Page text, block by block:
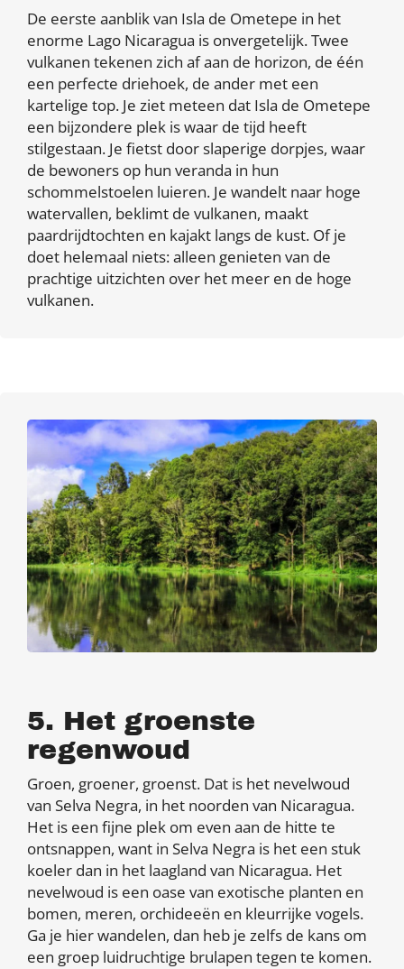
De eerste aanblik van Isla de Ometepe in het
enorme Lago Nicaragua is onvergetelijk. Twee
vulkanen tekenen zich af aan de horizon, de één
een perfecte driehoek, de ander met een
kartelige top. Je ziet meteen dat Isla de Ometepe
een bijzondere plek is waar de tijd heeft
stilgestaan. Je fietst door slaperige dorpjes, waar
de bewoners op hun veranda in hun
schommelstoelen luieren. Je wandelt naar hoge
watervallen, beklimt de vulkanen, maakt
paardrijdtochten en kajakt langs de kust. Of je
doet helemaal niets: alleen genieten van de
prachtige uitzichten over het meer en de hoge
vulkanen.
5. Het groenste
regenwoud
Groen, groener, groenst. Dat is het nevelwoud
van Selva Negra, in het noorden van Nicaragua.
Het is een fijne plek om even aan de hitte te
ontsnappen, want in Selva Negra is het een stuk
koeler dan in het laagland van Nicaragua. Het
nevelwoud is een oase van exotische planten en
bomen, meren, orchideeën en kleurrijke vogels.
Ga je hier wandelen, dan heb je zelfs de kans om
een groep luidruchtige brulapen tegen te komen.